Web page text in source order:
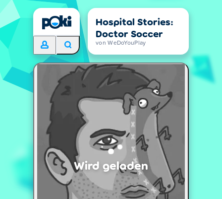
Hospital Stories:
Doctor Soccer
von WeDoYouPlay
Wird geladen